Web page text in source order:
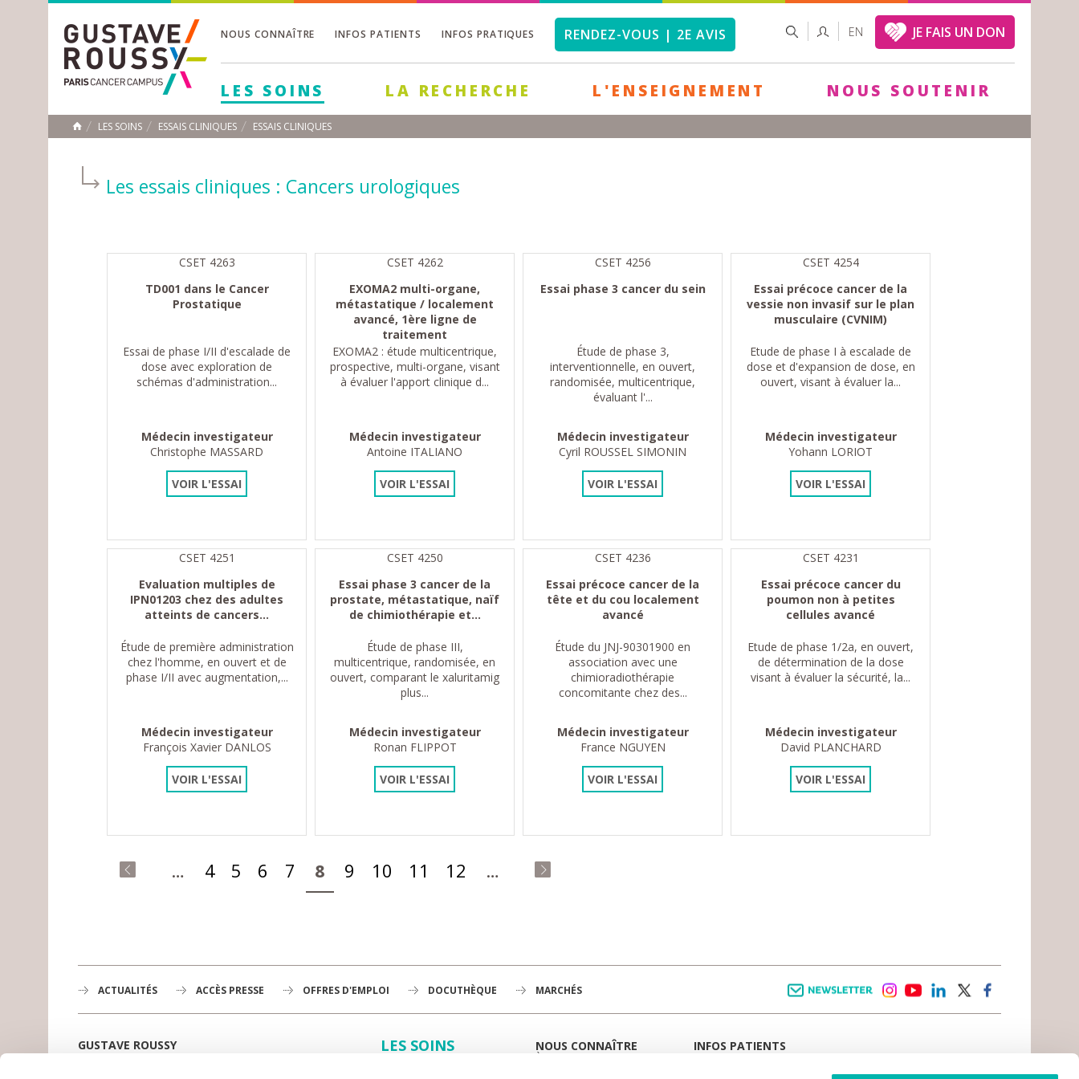
NOUS CONNAÎTRE INFOS PATIENTS INFOS PRATIQUES RENDEZ-VOUS | 2E AVIS FORMULAIRE
DE
RECHERCHER EN JE FAIS UN DON
LES SOINS LA RECHERCHE L'ENSEIGNEMENT NOUS SOUTENIR
ACCUEIL
LES SOINS ESSAIS CLINIQUES ESSAIS CLINIQUES
Les essais cliniques : Cancers urologiques
CSET 4263
TD001 dans le Cancer
Prostatique
Essai de phase I/II d'escalade de
dose avec exploration de
schémas d'administration...
Médecin investigateur
Christophe MASSARD
VOIR L'ESSAI
CSET 4262
EXOMA2 multi-organe,
métastatique / localement
avancé, 1ère ligne de
traitement
EXOMA2 : étude multicentrique,
prospective, multi-organe, visant
à évaluer l'apport clinique d...
Médecin investigateur
Antoine ITALIANO
VOIR L'ESSAI
CSET 4256
Essai phase 3 cancer du sein
Étude de phase 3,
interventionnelle, en ouvert,
randomisée, multicentrique,
évaluant l'...
Médecin investigateur
Cyril ROUSSEL SIMONIN
VOIR L'ESSAI
CSET 4254
Essai précoce cancer de la
vessie non invasif sur le plan
musculaire (CVNIM)
Etude de phase I à escalade de
dose et d'expansion de dose, en
ouvert, visant à évaluer la...
Médecin investigateur
Yohann LORIOT
VOIR L'ESSAI
CSET 4251
Evaluation multiples de
IPN01203 chez des adultes
atteints de cancers...
Étude de première administration
chez l'homme, en ouvert et de
phase I/II avec augmentation,...
Médecin investigateur
François Xavier DANLOS
VOIR L'ESSAI
CSET 4250
Essai phase 3 cancer de la
prostate, métastatique, naïf
de chimiothérapie et...
Étude de phase III,
multicentrique, randomisée, en
ouvert, comparant le xaluritamig
plus...
Médecin investigateur
Ronan FLIPPOT
VOIR L'ESSAI
CSET 4236
Essai précoce cancer de la
tête et du cou localement
avancé
Étude du JNJ-90301900 en
association avec une
chimioradiothérapie
concomitante chez des...
Médecin investigateur
France NGUYEN
VOIR L'ESSAI
CSET 4231
Essai précoce cancer du
poumon non à petites
cellules avancé
Etude de phase 1/2a, en ouvert,
de détermination de la dose
visant à évaluer la sécurité, la...
Médecin investigateur
David PLANCHARD
VOIR L'ESSAI
Pages … 4 5 6 7 8 9 10 11 12 …
ACTUALITÉS ACCÈS PRESSE OFFRES D'EMPLOI DOCUTHÈQUE MARCHÉS
GUSTAVE ROUSSY
LES SOINS
NOUS CONNAÎTRE
À LA UNE
INFOS PATIENTS